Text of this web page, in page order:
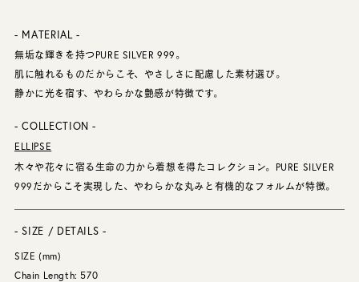
- MATERIAL -
無垢な輝きを持つPURE SILVER 999。
肌に触れるものだからこそ、やさしさに配慮した素材選び。
静かに光を宿す、やわらかな艶感が特徴です。
- COLLECTION -
ELLIPSE
木々や花々に宿る生命の力から着想を得たコレクション。PURE SILVER
999だからこそ実現した、やわらかな丸みと有機的なフォルムが特徴。
- SIZE / DETAILS -
SIZE (mm)
Chain Length: 570